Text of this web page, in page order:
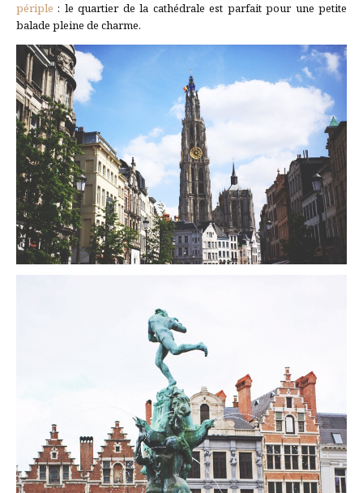
périple : le quartier de la cathédrale est parfait pour une petite
balade pleine de charme.